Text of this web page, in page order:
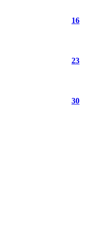
16
23
30